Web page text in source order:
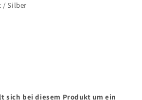
/ Silber
sich bei diesem Produkt um ein